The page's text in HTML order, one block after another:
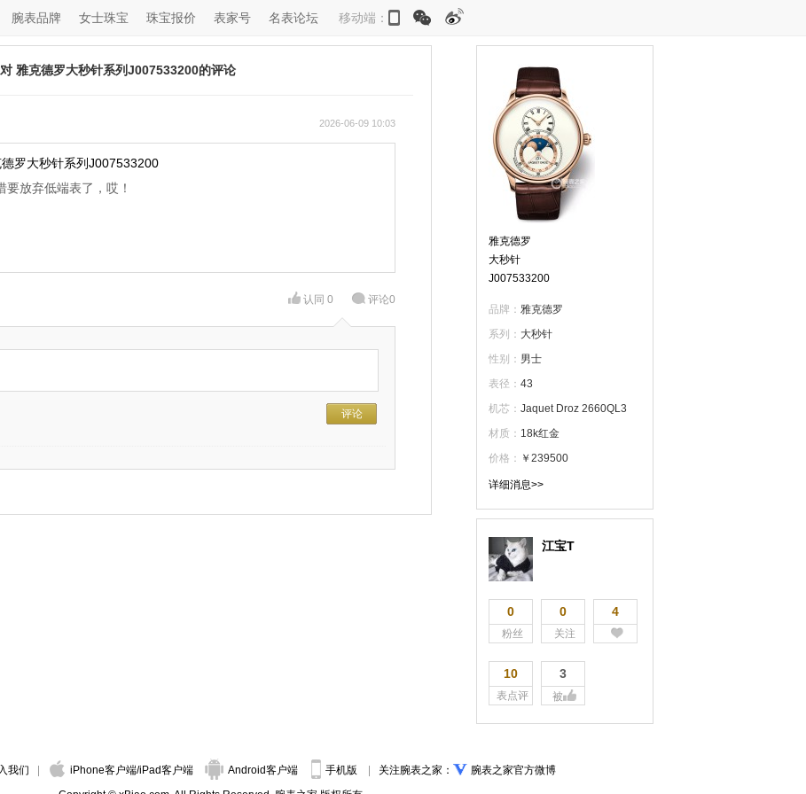
腕表品牌 女士珠宝 珠宝报价 表家号 名表论坛 移动端：
雅克德罗大秒针系列J007533200的评论
2026-06-09 10:03
德罗大秒针系列J007533200
要放弃低端表了，哎！
认同 0 评论0
◆
◆
评论
雅克德罗
大秒针
J007533200
品牌： 雅克德罗
系列： 大秒针
性别： 男士
表径： 43
机芯： Jaquet Droz 2660QL3
材质： 18k红金
价格： ￥239500
详细消息>>
江宝T
0
粉丝
0
关注
4
10
表点评
3
被
我们 iPhone客户端/iPad客户端 Android客户端 手机版 关注腕表之家：
腕表之家官方微博